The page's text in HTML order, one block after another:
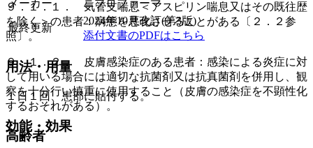
９．１．１． 気管支喘息＜アスピリン喘息又はその既往歴
を除く＞の患者：病態を悪化させることがある〔２．２参
照〕。
９．１．２． 皮膚感染症のある患者：感染による炎症に対
して用いる場合には適切な抗菌剤又は抗真菌剤を併用し、観
察を十分行い慎重に使用すること（皮膚の感染症を不顕性化
するおそれがある）。
高齢者
メーカー
ニプロファーマ
最終更新
2024年10月改訂(第3版)
添付文書のPDFはこちら
用法・用量
１日１回、患部に貼付する。
効能・効果